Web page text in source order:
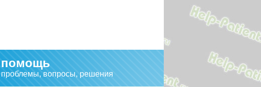
помощь
проблемы, вопросы, решения